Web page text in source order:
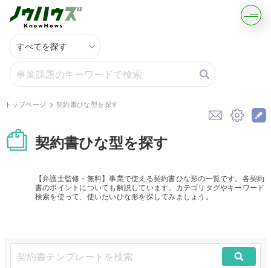
記事・コラムを読む
解決策を募集する
専門家に電話する
資本政策を無料でお試し
トップページ 契約書ひな型を探す
契約書ひな型を探す
【弁護士監修・無料】事業で使える契約書ひな形の一覧です。各契約
書のポイントについても解説しています。カテゴリタグやキーワード
検索を使って、使いたいひな形を探してみましょう。